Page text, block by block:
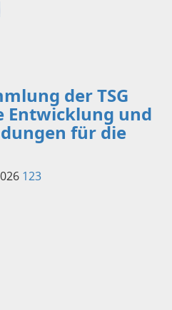
der TSG
Entwicklung und
für die
123